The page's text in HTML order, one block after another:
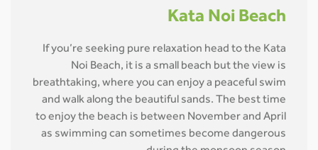
Kata Noi Beach
If you’re seeking pure relaxation head to the Kata
Noi Beach, it is a small beach but the view is
breathtaking, where you can enjoy a peaceful swim
and walk along the beautiful sands. The best time
to enjoy the beach is between November and April
as swimming can sometimes become dangerous